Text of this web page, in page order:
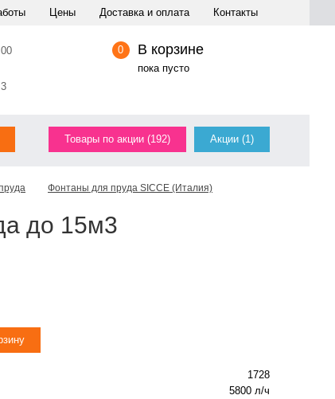
Цены Доставка и оплата Контакты
0 В корзине
пока пусто
Товары по акции (192) Акции (1)
Фонтаны для пруда SICCE (Италия)
до 15м3
1728
5800 л/ч